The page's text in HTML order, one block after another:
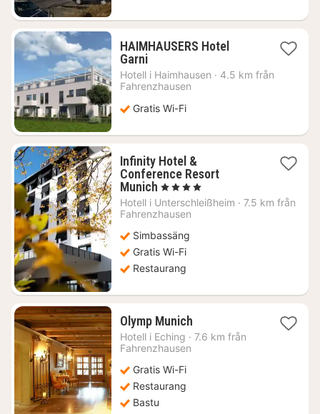
HAIMHAUSERS Hotel
Garni1
natt
från
kr.
Hotell i Haimhausen · 4.5 km från
Fahrenzhausen
Gratis Wi-Fi
Infinity Hotel &
Conference Resort
Munich 1
natt
från
kr.
, 4 Stjärnor
Hotell i Unterschleißheim · 7.5 km från
Fahrenzhausen
Simbassäng
Gratis Wi-Fi
Restaurang
Olymp Munich1
natt
Hotell i Eching · 7.6 km från
Fahrenzhausen
Gratis Wi-Fi
Restaurang
Bastu